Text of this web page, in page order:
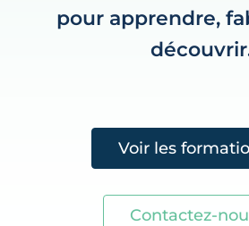
pour apprendre,
Voir les
Contactez-